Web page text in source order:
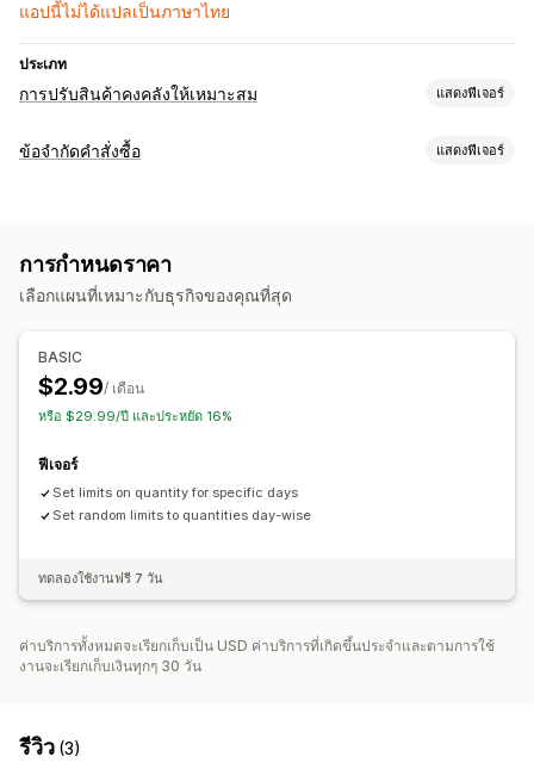
แอปนี้ไม่ได้แปลเป็นภาษาไทย
ประเภท
การปรับสินค้าคงคลังให้เหมาะสม แสดงฟีเจอร์
การจัดการสินค้าคงคลัง
คำสั่งซื้อ
การแจ้งเตือนและการวิเคราะห์
ข้อจำกัดคำสั่งซื้อ แสดงฟีเจอร์
เฉพาะสินค้า ความถี่ในการซื้อ
การตั้งค่าการแจ้งเตือน
ข้อความที่กำหนดเอง
การกำหนดราคา
เลือกแผนที่เหมาะกับธุรกิจของคุณที่สุด
BASIC
$2.99/ เดือน
หรือ $29.99/ปี และประหยัด 16%
ฟีเจอร์
Set limits on quantity for specific days
Set random limits to quantities day-wise
ทดลองใช้งานฟรี 7 วัน
ค่าบริการทั้งหมดจะเรียกเก็บเป็น USD ค่าบริการที่เกิดขึ้นประจำและตามการใช้
งานจะเรียกเก็บเงินทุกๆ 30 วัน
รีวิว (3)